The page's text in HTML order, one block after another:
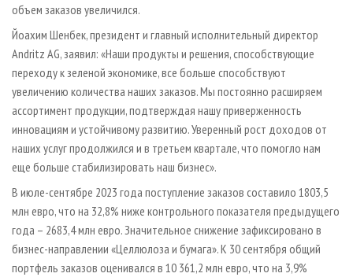
ИНСТРУМЕНТ И МАТЕРИАЛЫ
БИБЛИОТЕКА СПЕЦИАЛИСТА
объем заказов увеличился.
Йоахим Шенбек, президент и главный исполнительный директор
Andritz AG, заявил: «Наши продукты и решения, способствующие
переходу к зеленой экономике, все больше способствуют
увеличению количества наших заказов. Мы постоянно расширяем
ассортимент продукции, подтверждая нашу приверженность
инновациям и устойчивому развитию. Уверенный рост доходов от
наших услуг продолжился и в третьем квартале, что помогло нам
еще больше стабилизировать наш бизнес».
В июле-сентябре 2023 года поступление заказов составило 1803,5
млн евро, что на 32,8% ниже контрольного показателя предыдущего
года – 2683,4 млн евро. Значительное снижение зафиксировано в
бизнес-направлении «Целлюлоза и бумага». К 30 сентября общий
портфель заказов оценивался в 10 361,2 млн евро, что на 3,9%